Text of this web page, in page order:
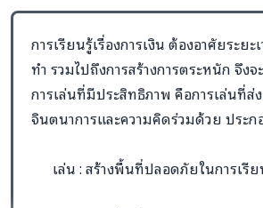
การเรียนรู้เรื่องการเงิน ต้องอาศัยระยะ
ทำ รวมไปถึงการสร้างการตระหนัก จึง
การเล่นที่มีประสิทธิภาพ คือการเล่นที่ส่
จินตนาการและความคิดร่วมด้วย ประ
เล่น : สร้างพื้นที่ปลอดภัยในการเรี